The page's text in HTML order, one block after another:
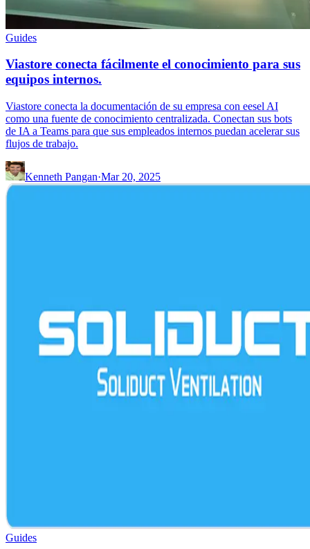
Guides
Viastore conecta fácilmente el conocimiento para sus
equipos internos.
Viastore conecta la documentación de su empresa con eesel AI
como una fuente de conocimiento centralizada. Conectan sus bots
de IA a Teams para que sus empleados internos puedan acelerar sus
flujos de trabajo.
Kenneth Pangan·Mar 20, 2025
Guides